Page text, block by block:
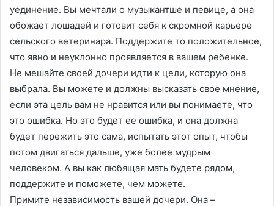
уединение. Вы мечтали о музыкантше и певице, а она
обожает лошадей и готовит себя к скромной карьере
сельского ветеринара. Поддержите то положительное,
что явно и неуклонно проявляется в вашем ребенке.
Не мешайте своей дочери идти к цели, которую она
выбрала. Вы можете и должны высказать свое мнение,
если эта цель вам не нравится или вы понимаете, что
это ошибка. Но это будет ее ошибка, и она должна
будет пережить это сама, испытать этот опыт, чтобы
потом двигаться дальше, уже более мудрым
человеком. А вы как любящая мать будете рядом,
поддержите и поможете, чем можете.
Примите независимость вашей дочери. Она –